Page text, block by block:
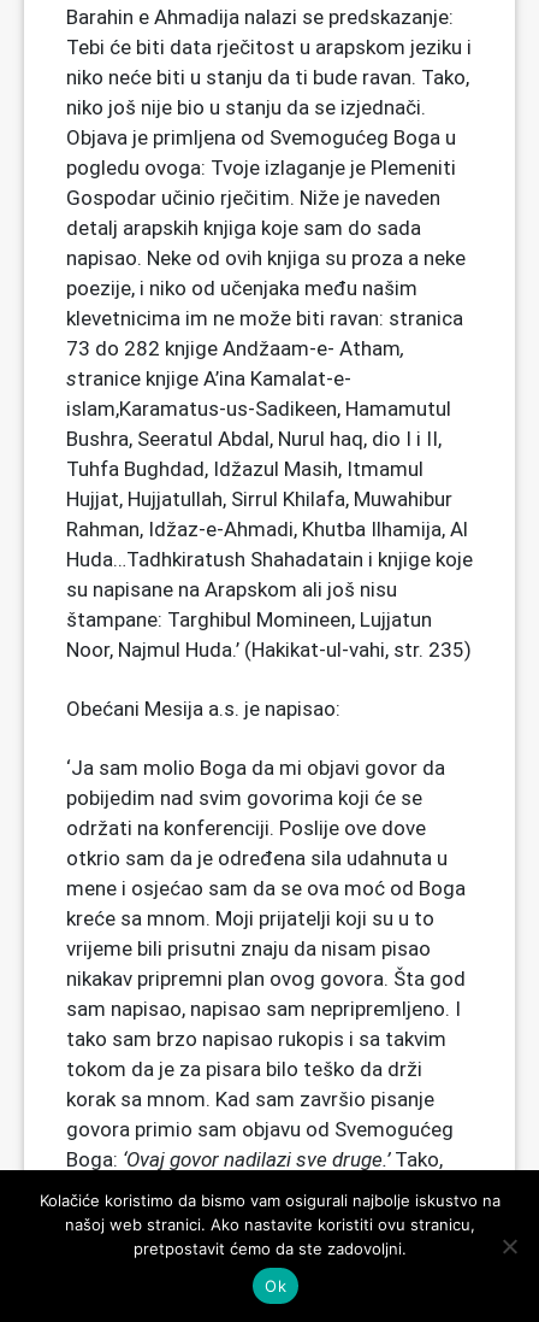
Barahin e Ahmadija nalazi se predskazanje:
Tebi će biti data rječitost u arapskom jeziku i
niko neće biti u stanju da ti bude ravan. Tako,
niko još nije bio u stanju da se izjednači.
Objava je primljena od Svemogućeg Boga u
pogledu ovoga: Tvoje izlaganje je Plemeniti
Gospodar učinio rječitim. Niže je naveden
detalj arapskih knjiga koje sam do sada
napisao. Neke od ovih knjiga su proza a neke
poezije, i niko od učenjaka među našim
klevetnicima im ne može biti ravan: stranica
73 do 282 knjige Andžaam-e- Atham,
stranice knjige A’ina Kamalat-e-
islam,Karamatus-us-Sadikeen, Hamamutul
Bushra, Seeratul Abdal, Nurul haq, dio I i II,
Tuhfa Bughdad, Idžazul Masih, Itmamul
Hujjat, Hujjatullah, Sirrul Khilafa, Muwahibur
Rahman, Idžaz-e-Ahmadi, Khutba Ilhamija, Al
Huda…Tadhkiratush Shahadatain i knjige koje
su napisane na Arapskom ali još nisu
štampane: Targhibul Momineen, Lujjatun
Noor, Najmul Huda.’ (Hakikat-ul-vahi, str. 235)
Obećani Mesija a.s. je napisao:
‘Ja sam molio Boga da mi objavi govor da
pobijedim nad svim govorima koji će se
održati na konferenciji. Poslije ove dove
otkrio sam da je određena sila udahnuta u
mene i osjećao sam da se ova moć od Boga
kreće sa mnom. Moji prijatelji koji su u to
vrijeme bili prisutni znaju da nisam pisao
nikakav pripremni plan ovog govora. Šta god
sam napisao, napisao sam nepripremljeno. I
tako sam brzo napisao rukopis i sa takvim
tokom da je za pisara bilo teško da drži
korak sa mnom. Kad sam završio pisanje
govora primio sam objavu od Svemogućeg
Boga: ‘Ovaj govor nadilazi sve druge.’ Tako,
kad je ovaj govor bio pročitan na konferenciji,
publika je bila u zanosu i iz svakog ugla se
čuo usklik klicanja. U tolikoj mjeri da jedan
hindu gospodin, koji je predsjedavao
konferencijom, nije mogao a da ne usklikne:
Kolačiće koristimo da bismo vam osigurali najbolje iskustvo na
našoj web stranici. Ako nastavite koristiti ovu stranicu,
pretpostavit ćemo da ste zadovoljni.
Ok